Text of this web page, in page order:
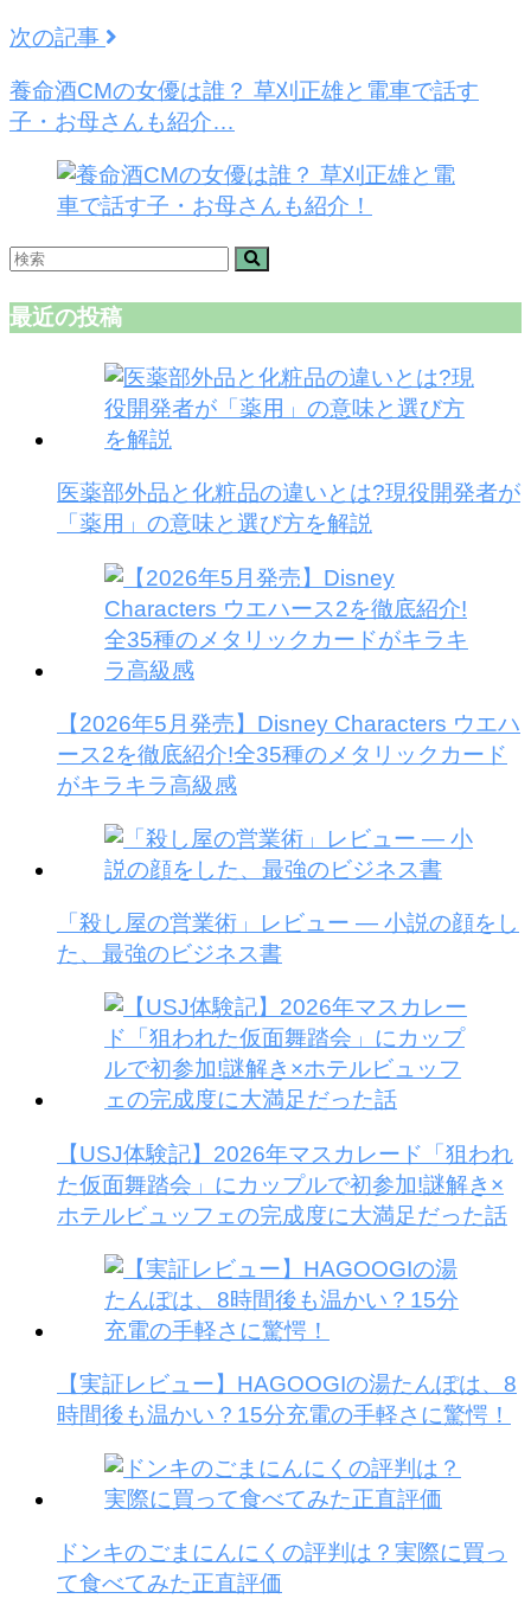
次の記事
養命酒CMの女優は誰？ 草刈正雄と電車で話す
子・お母さんも紹介…
最近の投稿
医薬部外品と化粧品の違いとは?現役開発者が
「薬用」の意味と選び方を解説
【2026年5月発売】Disney Characters ウエハ
ース2を徹底紹介!全35種のメタリックカード
がキラキラ高級感
「殺し屋の営業術」レビュー — 小説の顔をし
た、最強のビジネス書
【USJ体験記】2026年マスカレード「狙われ
た仮面舞踏会」にカップルで初参加!謎解き×
ホテルビュッフェの完成度に大満足だった話
【実証レビュー】HAGOOGIの湯たんぽは、8
時間後も温かい？15分充電の手軽さに驚愕！
ドンキのごまにんにくの評判は？実際に買っ
て食べてみた正直評価